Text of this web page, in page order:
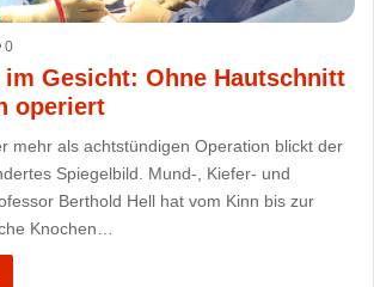
0
Gesicht: Ohne Hautschnitt
operiert
mehr als achtstündigen Operation blickt der
Spiegelbild. Mund-, Kiefer- und
Berthold Hell hat vom Kinn bis zur
Knochen…